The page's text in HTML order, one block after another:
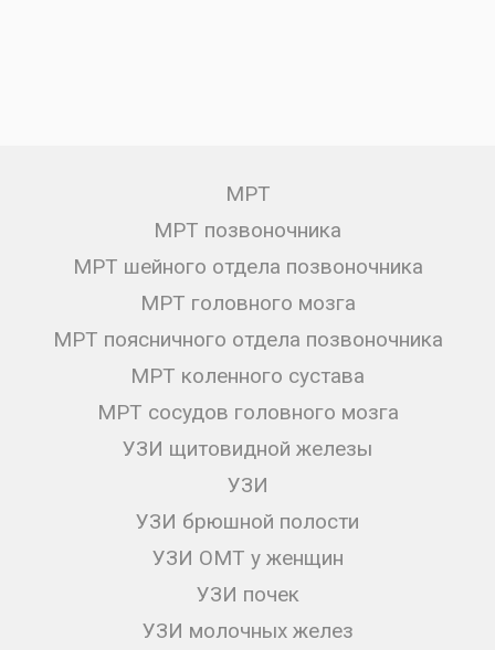
МРТ
МРТ позвоночника
МРТ шейного отдела позвоночника
МРТ головного мозга
МРТ поясничного отдела позвоночника
МРТ коленного сустава
МРТ сосудов головного мозга
УЗИ щитовидной железы
УЗИ
УЗИ брюшной полости
УЗИ ОМТ у женщин
УЗИ почек
УЗИ молочных желез